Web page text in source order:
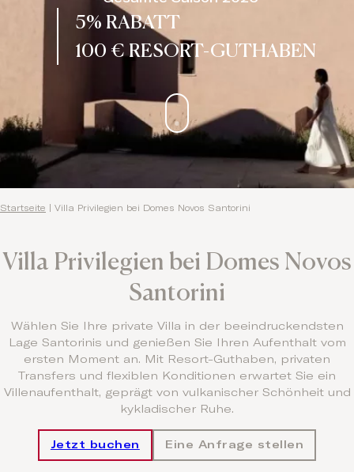
5% RABATT
100 € RESORT-GUTHABEN
Startseite Villa Privilegien bei Domes Novos Santorini
Villa Privilegien bei Domes Novos
Santorini
Wählen Sie Ihre private Villa in der beeindruckendsten
Lage Santorinis und genießen Sie Ihren Aufenthalt vom
ersten Moment an. Mit Resort-Guthaben, privaten
Transfers und flexiblen Konditionen erwartet Sie ein
Villenaufenthalt, geprägt von vulkanischer Schönheit und
kykladischer Ruhe.
Jetzt buchen Eine Anfrage stellen